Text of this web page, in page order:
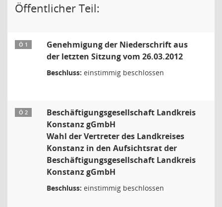
Öffentlicher Teil:
Ö 1
Genehmigung der Niederschrift aus
der letzten Sitzung vom 26.03.2012
Beschluss: einstimmig beschlossen
Ö 2
Beschäftigungsgesellschaft Landkreis
Konstanz gGmbH
Wahl der Vertreter des Landkreises
Konstanz in den Aufsichtsrat der
Beschäftigungsgesellschaft Landkreis
Konstanz gGmbH
Beschluss: einstimmig beschlossen